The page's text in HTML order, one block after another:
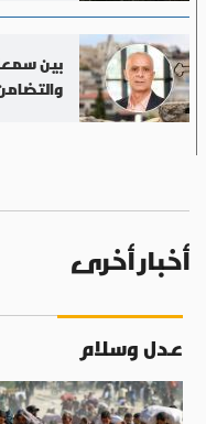
بين
أخبار أخرى
عدل وسلام